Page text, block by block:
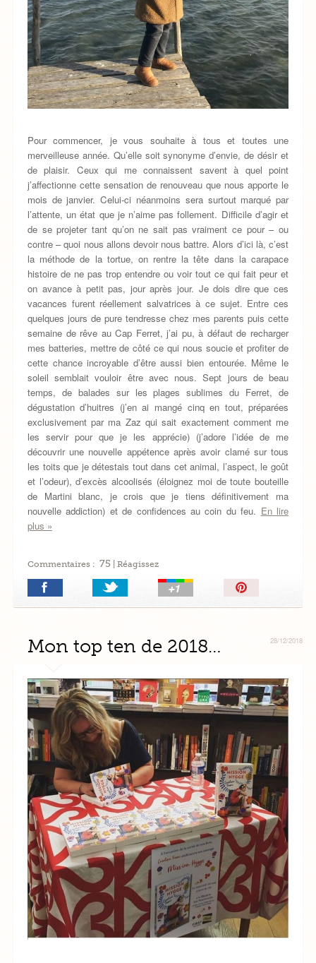
Pour commencer, je vous souhaite à tous et toutes une
merveilleuse année. Qu’elle soit synonyme d’envie, de désir et
de plaisir. Ceux qui me connaissent savent à quel point
j’affectionne cette sensation de renouveau que nous apporte le
mois de janvier. Celui-ci néanmoins sera surtout marqué par
l’attente, un état que je n’aime pas follement. Difficile d’agir et
de se projeter tant qu’on ne sait pas vraiment ce pour – ou
contre – quoi nous allons devoir nous battre. Alors d’ici là, c’est
la méthode de la tortue, on rentre la tête dans la carapace
histoire de ne pas trop entendre ou voir tout ce qui fait peur et
on avance à petit pas, jour après jour. Je dois dire que ces
vacances furent réellement salvatrices à ce sujet. Entre ces
quelques jours de pure tendresse chez mes parents puis cette
semaine de rêve au Cap Ferret, j’ai pu, à défaut de recharger
mes batteries, mettre de côté ce qui nous soucie et profiter de
cette chance incroyable d’être aussi bien entourée. Même le
soleil semblait vouloir être avec nous. Sept jours de beau
temps, de balades sur les plages sublimes du Ferret, de
dégustation d’huitres (j’en ai mangé cinq en tout, préparées
exclusivement par ma Zaz qui sait exactement comment me
les servir pour que je les apprécie) (j’adore l’idée de me
découvrir une nouvelle appétence après avoir clamé sur tous
les toits que je détestais tout dans cet animal, l’aspect, le goût
et l’odeur), d’excès alcoolisés (éloignez moi de toute bouteille
de Martini blanc, je crois que je tiens définitivement ma
nouvelle addiction) et de confidences au coin du feu. En lire
plus »
Commentaires : 75 | Réagissez
Épingler!
28/12/2018
Mon top ten de 2018…